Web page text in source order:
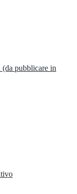
pubblicare in